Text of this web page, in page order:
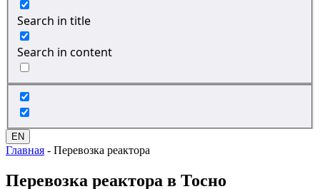
Search in title
Search in content
EN
Главная - Перевозка реактора
Перевозка реактора в Тосно